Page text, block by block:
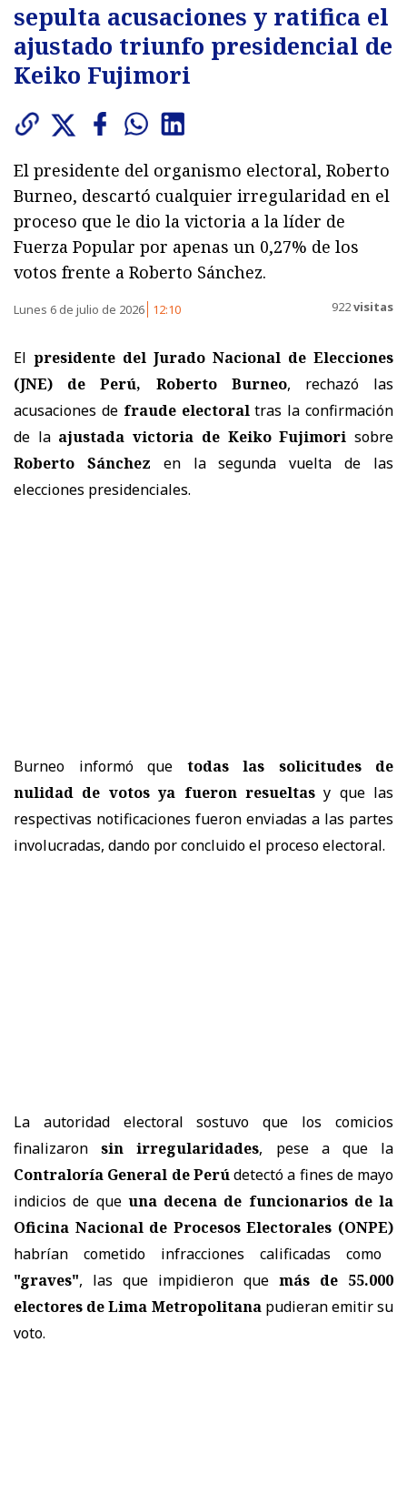
sepulta acusaciones y ratifica el
ajustado triunfo presidencial de
Keiko Fujimori
El presidente del organismo electoral, Roberto
Burneo, descartó cualquier irregularidad en el
proceso que le dio la victoria a la líder de
Fuerza Popular por apenas un 0,27% de los
votos frente a Roberto Sánchez.
Lunes 6 de julio de 2026 12:10 922visitas
El presidente del Jurado Nacional de Elecciones
(JNE) de Perú, Roberto Burneo, rechazó las
acusaciones de fraude electoraltras la confirmación
de la ajustada victoria de Keiko Fujimori sobre
Roberto Sánchez en la segunda vuelta de las
elecciones presidenciales.
Burneo informó que todas las solicitudes de
nulidad de votos ya fueron resueltasy que las
respectivas notificaciones fueron enviadas a las partes
involucradas, dando por concluido el proceso electoral.
La autoridad electoral sostuvo que los comicios
finalizaronsin irregularidades, pese a que la
Contraloría General de Perúdetectó a fines de mayo
indicios de que una decena de funcionarios de la
Oficina Nacional de Procesos Electorales (ONPE)
habrían cometido infracciones calificadas como
"graves", las que impidieron que más de 55.000
electores de Lima Metropolitanapudieran emitir su
voto.